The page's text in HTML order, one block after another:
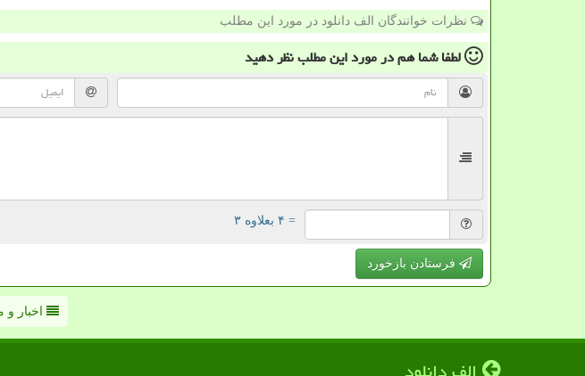
نظرات خوانندگان الف دانلود در مورد این مطلب
لطفا شما همدر مورد این مطلبنظر دهید
= ۴ بعلاوه ۳
فرستادن بازخورد
اخبار